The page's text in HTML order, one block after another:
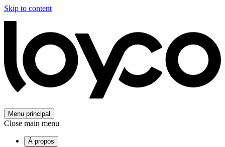
Skip to content
Menu principal
Close main menu
À propos